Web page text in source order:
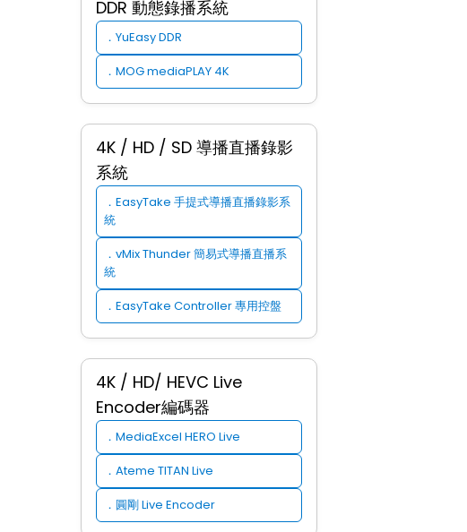
DDR 動態錄播系統
． YuEasy DDR
． MOG mediaPLAY 4K
4K / HD / SD 導播直播錄影
系統
． EasyTake 手提式導播直播錄影系
統
． vMix Thunder 簡易式導播直播系
統
． EasyTake Controller 專用控盤
4K / HD/ HEVC Live
Encoder編碼器
． MediaExcel HERO Live
． Ateme TITAN Live
． 圓剛 Live Encoder